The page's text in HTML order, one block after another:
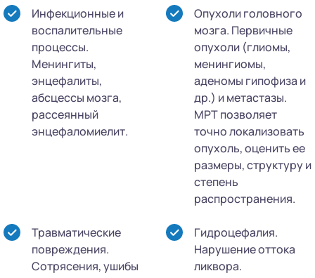
Инфекционные и
воспалительные
процессы.
Менингиты,
энцефалиты,
абсцессы мозга,
рассеянный
энцефаломиелит.
Опухоли головного
мозга. Первичные
опухоли (глиомы,
менингиомы,
аденомы гипофиза и
др.) и метастазы.
МРТ позволяет
точно локализовать
опухоль, оценить ее
размеры, структуру и
степень
распространения.
Травматические
повреждения.
Сотрясения, ушибы
Гидроцефалия.
Нарушение оттока
ликвора.